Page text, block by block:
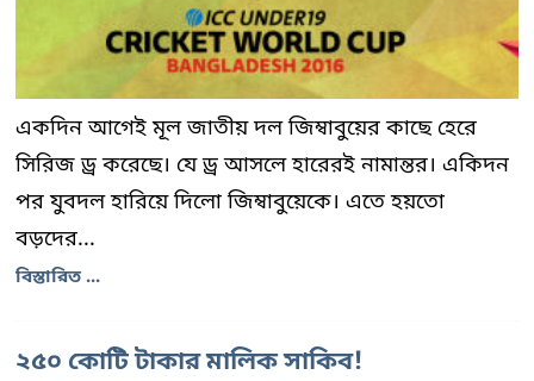
একদিন আগেই মূল জাতীয় দল জিম্বাবুয়ের কাছে হেরে
সিরিজ ড্র করেছে। যে ড্র আসলে হারেরই নামান্তর। একিদন
পর যুবদল হারিয়ে দিলো জিম্বাবুয়েকে। এতে হয়তো
বড়দের...
বিস্তারিত ...
২৫০ কোটি টাকার মালিক সাকিব!